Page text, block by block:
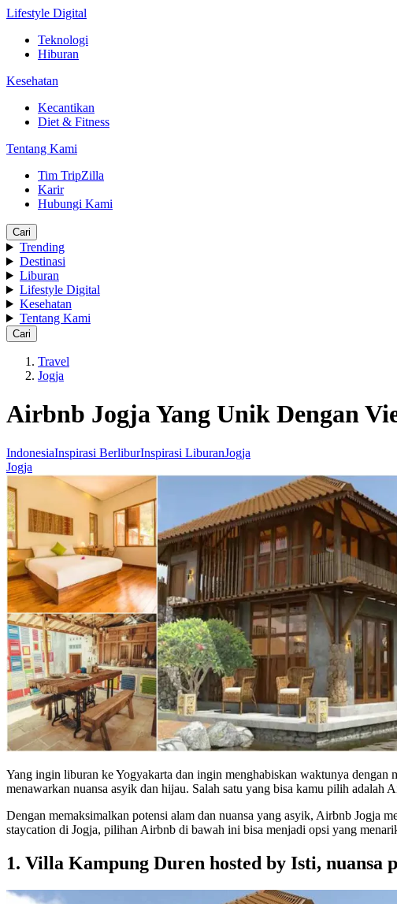
Lifestyle Digital
Teknologi
Hiburan
Kesehatan
Kecantikan
Diet & Fitness
Tentang Kami
Tim TripZilla
Karir
Hubungi Kami
Cari
Trending
Destinasi
Liburan
Lifestyle Digital
Kesehatan
Tentang Kami
Cari
Travel
Jogja
Airbnb Jogja Yang Unik Dengan
IndonesiaInspirasi BerliburInspirasi LiburanJogja
Jogja
Yang ingin liburan ke Yogyakarta dan ingin menghabiskan waktunya dengan
menawarkan nuansa asyik dan hijau. Salah satu yang bisa kamu pilih adalah
Dengan memaksimalkan potensi alam dan nuansa yang asyik, Airbnb Jogja
staycation di Jogja, pilihan Airbnb di bawah ini bisa menjadi opsi yang
1. Villa Kampung Duren hosted by Isti, nuansa